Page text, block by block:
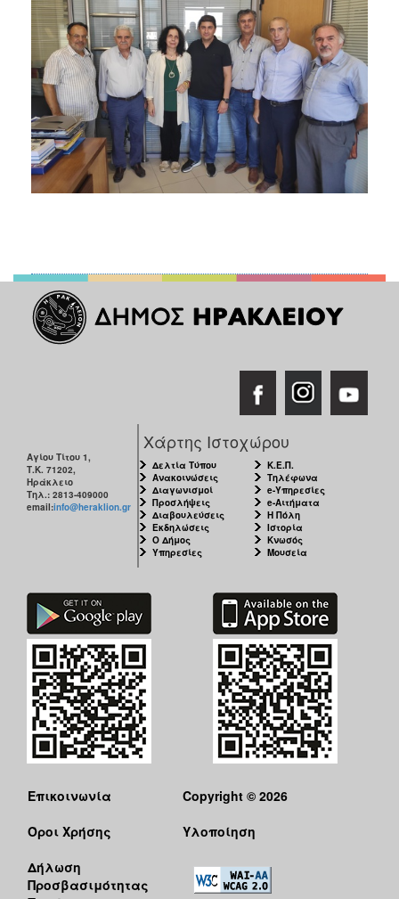
Αγίου Τίτου 1,
Τ.Κ. 71202,
Ηράκλειο
Τηλ.: 2813-409000
email:info@heraklion.gr
Χάρτης Ιστοχώρου
Δελτία Τύπου
Ανακοινώσεις
Διαγωνισμοί
Προσλήψεις
Διαβουλεύσεις
Εκδηλώσεις
Ο Δήμος
Υπηρεσίες
Κ.Ε.Π.
Τηλέφωνα
e-Υπηρεσίες
e-Αιτήματα
Η Πόλη
Ιστορία
Κνωσός
Μουσεία
Επικοινωνία
Όροι Χρήσης
Δήλωση
Προσβασιμότητας
Copyright © 2026
Υλοποίηση